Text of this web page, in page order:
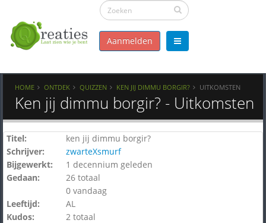
Aanmelden
HOME ONTDEK QUIZZEN KEN JIJ DIMMU BORGIR? UITKOMSTEN
Ken jij dimmu borgir? - Uitkomsten
Titel:
ken jij dimmu borgir?
Schrijver:
zwarteXsmurf
Bijgewerkt:
1 decennium geleden
Gedaan:
26 totaal
0 vandaag
Leeftijd:
AL
Kudos:
2 totaal